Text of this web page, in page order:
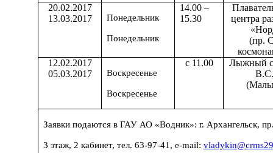
20.02.2017
13.03.2017
Понедельник
Понедельник
14.00 –
15.30
центра
(пр.
12.02.2017
05.03.2017
Воскресенье
Воскресенье
с 11.00
Лыжный
Заявки подаются в ГАУ АО «Водник»: г. Архангельск,
3 этаж, 2 кабинет, тел. 63-97-41, e-mail: